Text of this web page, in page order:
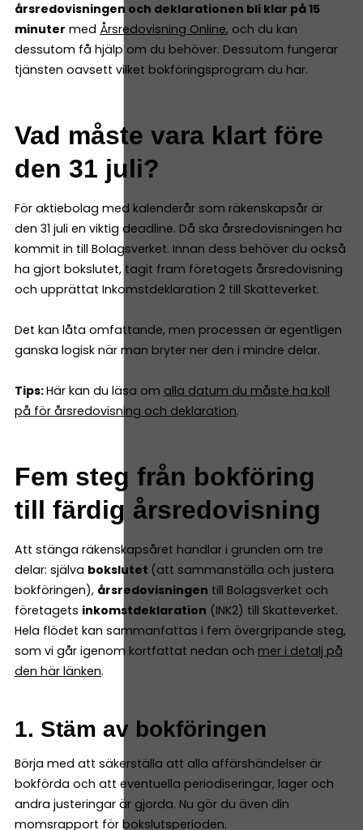
årsredovisningen och deklarationen bli klar på 15
minuter med Årsredovisning Online, och du kan
dessutom få hjälp om du behöver. Dessutom fungerar
tjänsten oavsett vilket bokföringsprogram du har.
Vad måste vara klart före
den 31 juli?
För aktiebolag med kalenderår som räkenskapsår är
den 31 juli en viktig deadline. Då ska årsredovisningen ha
kommit in till Bolagsverket. Innan dess behöver du också
ha gjort bokslutet, tagit fram företagets årsredovisning
och upprättat Inkomstdeklaration 2 till Skatteverket.
Det kan låta omfattande, men processen är egentligen
ganska logisk när man bryter ner den i mindre delar.
Tips:Här kan du läsa om alla datum du måste ha koll
på för årsredovisning och deklaration.
Fem steg från bokföring
till färdig årsredovisning
Att stänga räkenskapsåret handlar i grunden om tre
delar: själva bokslutet (att sammanställa och justera
bokföringen), årsredovisningen till Bolagsverket och
företagets inkomstdeklaration (INK2) till Skatteverket.
Hela flödet kan sammanfattas i fem övergripande steg,
som vi går igenom kortfattat nedan och mer i detalj på
den här länken.
1. Stäm av bokföringen
Börja med att säkerställa att alla affärshändelser är
bokförda och att eventuella periodiseringar, lager och
andra justeringar är gjorda. Nu gör du även din
momsrapport för bokslutsperioden.